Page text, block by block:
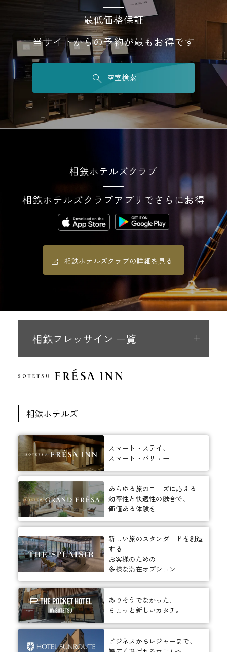
最低価格保証
当サイトからの予約が最もお得です
空室検索
相鉄ホテルズクラブ
相鉄ホテルズクラブアプリでさらにお得
相鉄ホテルズクラブの詳細を見る
相鉄フレッサイン 一覧
相鉄ホテルズ
スマート・ステイ、
スマート・バリュー
あらゆる旅のニーズに応える
効率性と快適性の融合で、
価値ある体験を
新しい旅のスタンダードを創造
する
お客様のための
多様な滞在オプション
ありそうでなかった、
ちょっと新しいカタチ。
ビジネスからレジャーまで、